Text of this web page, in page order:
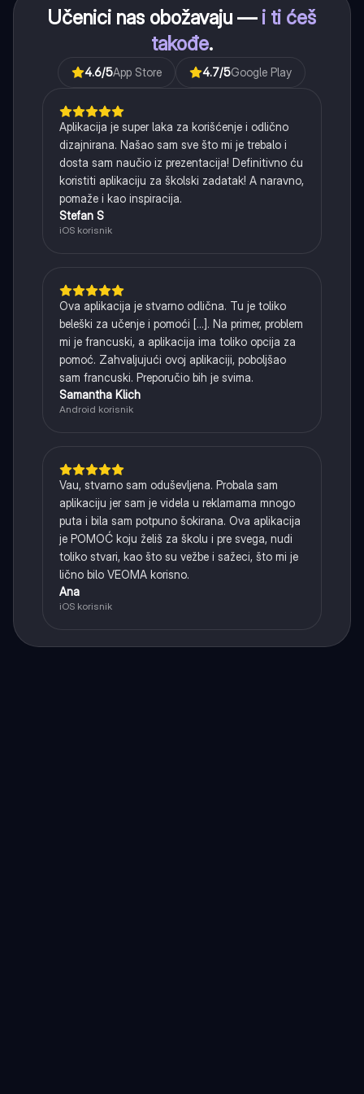
Učenici nas obožavaju — i ti ćeš
takođe.
4.6/5App Store 4.7/5Google Play
Aplikacija je super laka za korišćenje i odlično
dizajnirana. Našao sam sve što mi je trebalo i
dosta sam naučio iz prezentacija! Definitivno ću
koristiti aplikaciju za školski zadatak! A naravno,
pomaže i kao inspiracija.
Stefan S
iOS korisnik
Ova aplikacija je stvarno odlična. Tu je toliko
beleški za učenje i pomoći [...]. Na primer, problem
mi je francuski, a aplikacija ima toliko opcija za
pomoć. Zahvaljujući ovoj aplikaciji, poboljšao
sam francuski. Preporučio bih je svima.
Samantha Klich
Android korisnik
Vau, stvarno sam oduševljena. Probala sam
aplikaciju jer sam je videla u reklamama mnogo
puta i bila sam potpuno šokirana. Ova aplikacija
je POMOĆ koju želiš za školu i pre svega, nudi
toliko stvari, kao što su vežbe i sažeci, što mi je
lično bilo VEOMA korisno.
Ana
iOS korisnik